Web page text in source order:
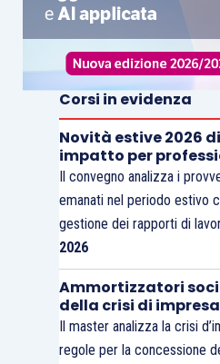
Corsi in evidenza
Novità estive 2026
impatto per
Il convegno analizza i
emanati nel periodo estivo
gestione dei rapporti di
2026
Ammortizzatori
della crisi di impresa
Il master analizza la crisi
regole per la concessione